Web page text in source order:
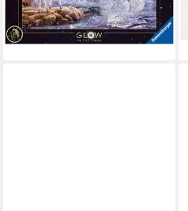
-21%
lieferbar - in 2-3 Werktagen bei dir